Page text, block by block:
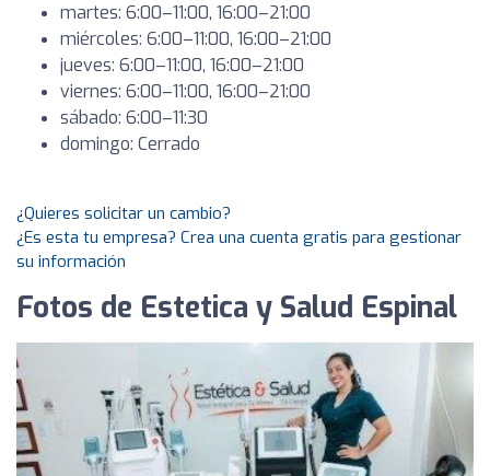
martes: 6:00–11:00, 16:00–21:00
miércoles: 6:00–11:00, 16:00–21:00
jueves: 6:00–11:00, 16:00–21:00
viernes: 6:00–11:00, 16:00–21:00
sábado: 6:00–11:30
domingo: Cerrado
¿Quieres solicitar un cambio?
¿Es esta tu empresa? Crea una cuenta gratis para gestionar
su información
Fotos de Estetica y Salud Espinal